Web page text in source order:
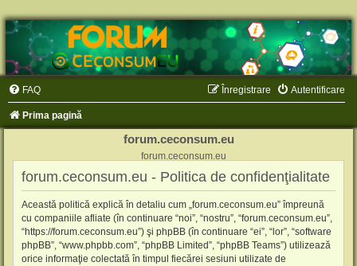
FAQ Autentificare
Înregistrare
Prima pagină
forum.ceconsum.eu
forum.ceconsum.eu
forum.ceconsum.eu - Politica de confidenţialitate
Această politică explică în detaliu cum „forum.ceconsum.eu” împreună
cu companiile afliate (în continuare “noi”, “nostru”, “forum.ceconsum.eu”,
“https://forum.ceconsum.eu”) şi phpBB (în continuare “ei”, “lor”, “software
phpBB”, “www.phpbb.com”, “phpBB Limited”, “phpBB Teams”) utilizează
orice informaţie colectată în timpul fiecărei sesiuni utilizate de